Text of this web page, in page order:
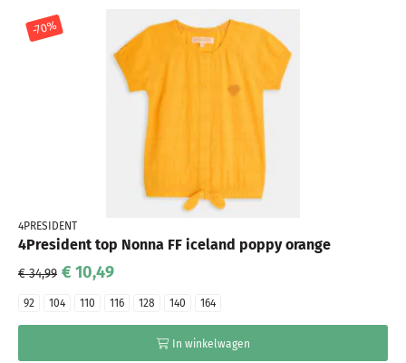
-70%
4PRESIDENT
4President top Nonna FF iceland poppy orange
€ 34,99 € 10,49
92 104 110 116 128 140 164
In winkelwagen